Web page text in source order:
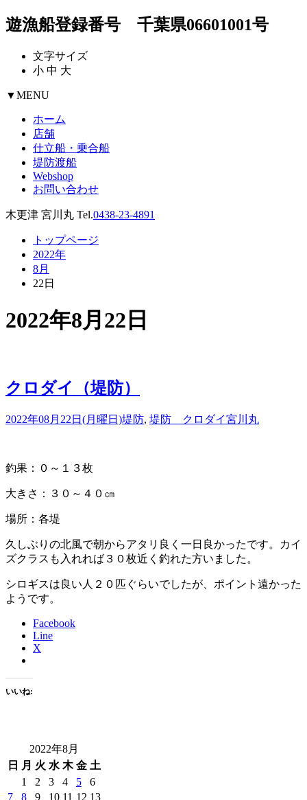
遊漁船登録番号 千葉県06601001号
文字サイズ
小 中 大
▼MENU
ホーム
店舗
仕立船・乗合船
堤防渡船
Webshop
お問い合わせ
木更津 宮川丸 Tel.0438-23-4891
トップページ
2022年
8月
22日
2022年8月22日
クロダイ（堤防）
2022年08月22日(月曜日)堤防, 堤防 クロダイ宮川丸
釣果：０～１３枚
大きさ：３０～４０㎝
場所：各堤
久しぶりの北風で朝からアタリ良く一日良かったです。カイ
ズクラスも入れれば３０枚近く釣れた方いました。
シロギスは良い人２０匹ぐらいでしたが、ポイント遠かった
ようです。
Facebook
Line
X
いいね:
2022年8月
日
月 火 水 木 金 土
1
2 3 4 5
6
7
8 9 10 11 12 13